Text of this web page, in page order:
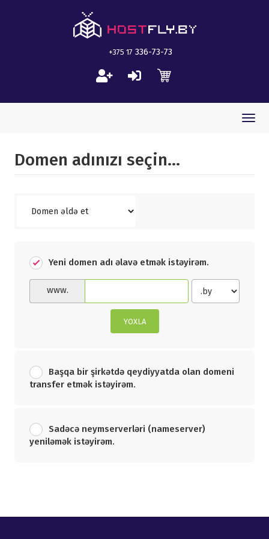
+375 17 336-73-73
Domen adınızı seçin...
Yeni domen adı əlavə etmək istəyirəm.
www.
YOXLA
Başqa bir şirkətdə qeydiyyatda olan domeni
transfer etmək istəyirəm.
Sadəcə neymserverləri (nameserver)
yeniləmək istəyirəm.